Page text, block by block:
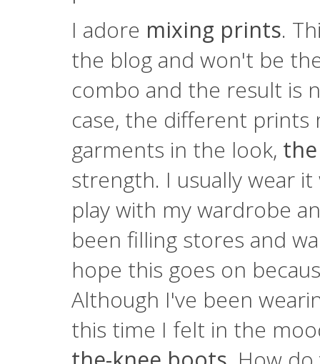
I adore mixing prints.
the blog and won't be
combo and the result is
case, the different prints
garments in the look,
strength. I usually wear
play with my wardrobe
been filling stores and
hope this goes on
Although I've been
this time I felt in the